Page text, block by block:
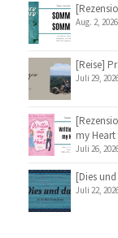
Aug. 2, 2026
[Reise]
Juli 29,
my
Juli 26,
[Dies
Juli 22,